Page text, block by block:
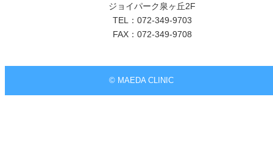
ジョイパーク泉ヶ丘2F
TEL：072-349-9703
FAX：072-349-9708
© MAEDA CLINIC